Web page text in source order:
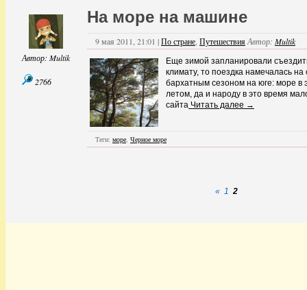
Автор: Multik
2766
На море на машине
9 мая 2011, 21:01 |По стране,ПутешествияАвтор: Multik
Еще зимой запланировали
климату, то поездка намечалась
бархатным сезоном на юге: море в
летом, да и народу в это время
сайта Читать далее →
Теги: море, Черное море
« 1 2